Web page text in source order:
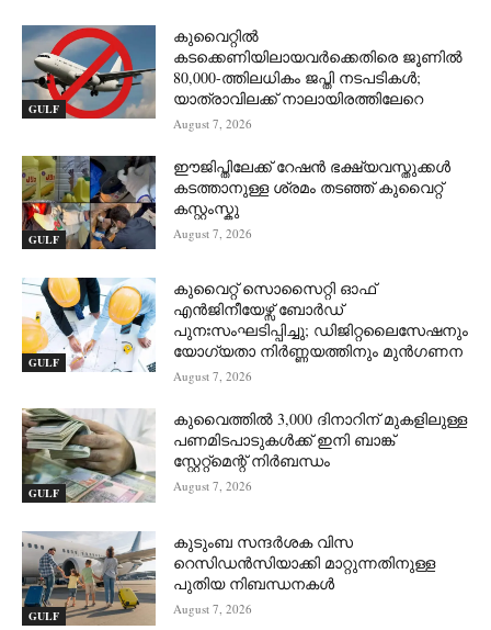
GULF
കുവൈറ്റിൽ
കടക്കെണിയിലായവർക്കെതിരെ ജൂണിൽ
80,000-ത്തിലധികം ജപ്തി നടപടികൾ;
യാത്രാവിലക്ക് നാലായിരത്തിലേറെ
August 7, 2026
GULF
ഈജിപ്തിലേക്ക് റേഷൻ ഭക്ഷ്യവസ്തുക്കൾ
കടത്താനുള്ള ശ്രമം തടഞ്ഞ് കുവൈറ്റ്
കസ്റ്റംസ്കു
August 7, 2026
GULF
കുവൈറ്റ് സൊസൈറ്റി ഓഫ്
എൻജിനീയേഴ്സ് ബോർഡ്
പുനഃസംഘടിപ്പിച്ചു; ഡിജിറ്റലൈസേഷനും
യോഗ്യതാ നിർണ്ണയത്തിനും മുൻഗണന
August 7, 2026
GULF
കുവൈത്തിൽ 3,000 ദിനാറിന് മുകളിലുള്ള
പണമിടപാടുകൾക്ക് ഇനി ബാങ്ക്
സ്റ്റേറ്റ്‌മെന്റ് നിർബന്ധം
August 7, 2026
GULF
കുടുംബ സന്ദർശക വിസ
റെസിഡൻസിയാക്കി മാറ്റുന്നതിനുള്ള
പുതിയ നിബന്ധനകൾ
August 7, 2026